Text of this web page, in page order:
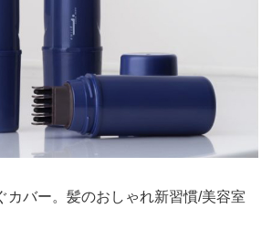
カバー。髪のおしゃれ新習慣/美容室